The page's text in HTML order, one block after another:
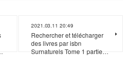
2021.03.11 20:49
Rechercher et télécharger
des livres par isbn
Surnaturels Tome 1 partie…